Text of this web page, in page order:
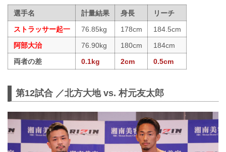
選手名 計量結果 身長
リーチ
ストラッサー起一
76.85kg 178cm
184.5cm
阿部大治
76.90kg 180cm
184cm
両者の差
0.1kg 2cm 0.5cm
第12試合 ／北方大地 vs. 村元友太郎